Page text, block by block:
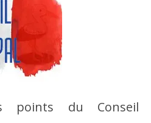
points du Conseil